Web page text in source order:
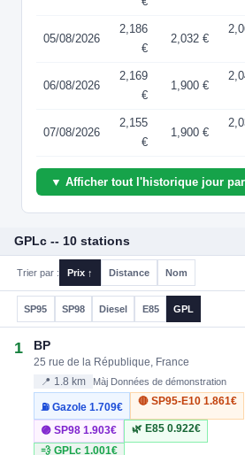
05/08/2026
2,186
€
2,032 €
06/08/2026
2,169
€
1,900 €
07/08/2026
2,155
€
1,900 €
▼ Afficher tout l'historique jour
GPLc -- 10 stations
Trier par : Prix ↑ Distance Nom
SP95 SP98 Diesel E85 GPL
1 BP
25 rue de la République, France
📍 1.8 km Màj Données de démonstration
⛽ Gazole1.709€
🔴 SP95-E10 1.861€
🟣 SP981.903€ 🌿 E85 0.922€
💨 GPLc1.001€